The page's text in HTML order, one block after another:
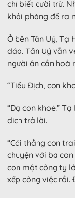
chỉ biết cười trừ.
khỏi phòng để ra
Ở bên Tân Uý, Tạ
đáo. Tần Uý vẫn
người ân cần hoà
“Tiểu Địch, con
“Dạ con khoẻ.”
dịch trả lời.
“Cái thằng con
chuyện với ba
con một công ty
xếp công việc rồi.